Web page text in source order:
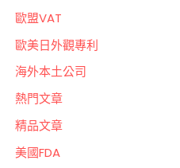
歐盟VAT
歐美日外觀專利
海外本土公司
熱門文章
精品文章
美國FDA